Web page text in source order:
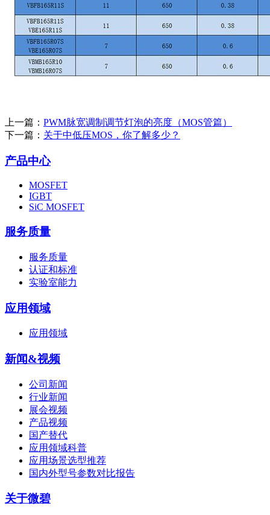
上一篇： PWM脉宽调制调节灯泡的亮度（MOS管篇）
下一篇： 关于中低压MOS，你了解多少？
产品中心
MOSFET
IGBT
SiC MOSFET
服务质量
服务质量
认证和标准
实验室能力
应用领域
应用领域
新闻&视频
公司新闻
行业新闻
展会视频
产品视频
国产替代
应用领域科普
应用场景选型推荐
国内外型号参数对比报告
关于微碧